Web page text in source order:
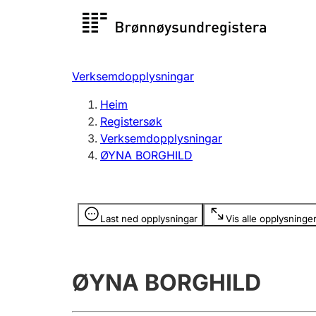
Registersøk
Registrere, endre, slette
Verksemdopplysningar
Heim
Registersøk
Verksemdopplysningar
ØYNA BORGHILD
Last ned opplysningar Vis alle opplysninger
Opplysninger er skjult
ØYNA BORGHILD